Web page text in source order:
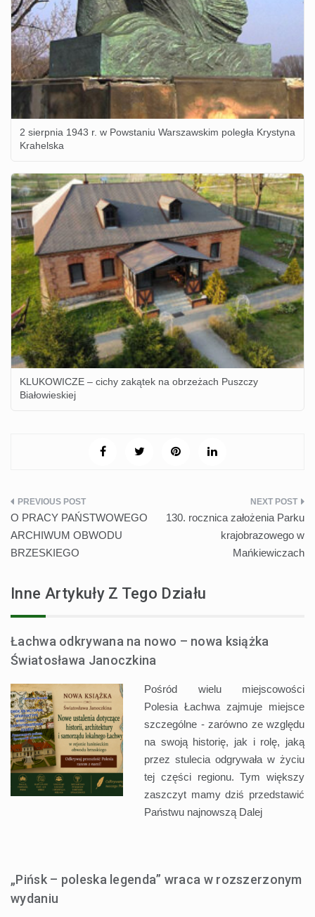
2 sierpnia 1943 r. w Powstaniu Warszawskim poległa Krystyna
Krahelska
KLUKOWICZE – cichy zakątek na obrzeżach Puszczy
Białowieskiej
Nawigacja
wpisu
O PRACY PAŃSTWOWEGO
ARCHIWUM OBWODU
BRZESKIEGO
130. rocznica założenia Parku
krajobrazowego w
Mańkiewiczach
Inne Artykuły Z Tego Działu
Łachwa odkrywana na nowo – nowa książka
Światosława Janoczkina
Pośród wielu miejscowości
Polesia Łachwa zajmuje miejsce
szczególne - zarówno ze względu
na swoją historię, jak i rolę, jaką
przez stulecia odgrywała w życiu
tej części regionu. Tym większy
zaszczyt mamy dziś przedstawić
Państwu najnowszą Dalej
„Pińsk – poleska legenda” wraca w rozszerzonym
wydaniu